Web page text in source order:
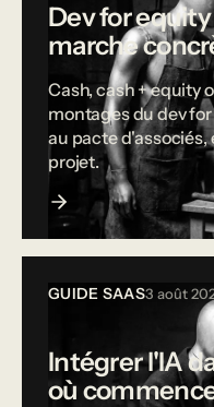
Dev for
marche
Cash, cash + equity
montages du dev
au pacte
projet.
GUIDE SAAS3 août
Intégrer l'IA
où